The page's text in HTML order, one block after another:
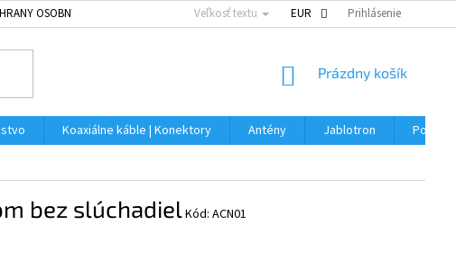
OSOBNÝCH ÚDAJOV Veľkosť textu EUR Prihlásenie
NÁKUPNÝ
Prázdny košík
Koaxiálne káble | Konektory Antény Jablotron
bez slúchadielKód: ACN01